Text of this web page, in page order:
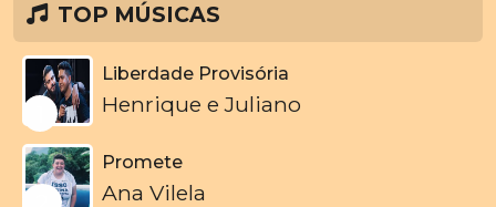
TOP MÚSICAS
Liberdade Provisória
Henrique e Juliano
Promete
Ana Vilela